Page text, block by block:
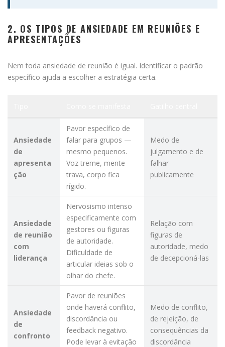
2. OS TIPOS DE ANSIEDADE EM REUNIÕES E
APRESENTAÇÕES
Nem toda ansiedade de reunião é igual. Identificar o padrão
específico ajuda a escolher a estratégia certa.
Ansiedade
de
apresenta
ção
Pavor específico de
falar para grupos —
mesmo pequenos.
Voz treme, mente
trava, corpo fica
rígido.
Medo de
julgamento e de
falhar
publicamente
Ansiedade
de reunião
com
liderança
Nervosismo intenso
especificamente com
gestores ou figuras
de autoridade.
Dificuldade de
articular ideias sob o
olhar do chefe.
Relação com
figuras de
autoridade, medo
de decepcioná-las
Ansiedade
de
confronto
Pavor de reuniões
onde haverá conflito,
discordância ou
feedback negativo.
Pode levar à evitação
Medo de conflito,
de rejeição, de
consequências da
discordância